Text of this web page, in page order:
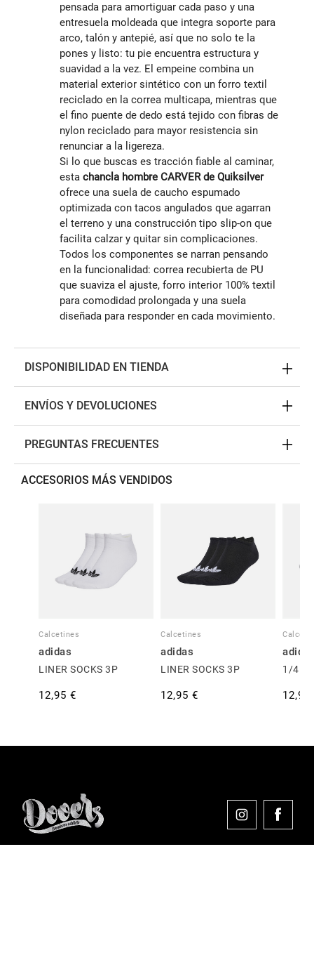
pensada para amortiguar cada paso y una
entresuela moldeada que integra soporte para
arco, talón y antepié, así que no solo te la
pones y listo: tu pie encuentra estructura y
suavidad a la vez. El empeine combina un
material exterior sintético con un forro textil
reciclado en la correa multicapa, mientras que
el fino puente de dedo está tejido con fibras de
nylon reciclado para mayor resistencia sin
renunciar a la ligereza.
Si lo que buscas es tracción fiable al caminar,
esta chancla hombre CARVER de Quiksilver
ofrece una suela de caucho espumado
optimizada con tacos angulados que agarran
el terreno y una construcción tipo slip‑on que
facilita calzar y quitar sin complicaciones.
Todos los componentes se narran pensando
en la funcionalidad: correa recubierta de PU
que suaviza el ajuste, forro interior 100% textil
para comodidad prolongada y una suela
diseñada para responder en cada movimiento.
DISPONIBILIDAD EN TIENDA
ENVÍOS Y DEVOLUCIONES
PREGUNTAS FRECUENTES
ACCESORIOS MÁS VENDIDOS
Calcetines
adidas
LINER SOCKS 3P
12,95 €
Calcetines
adidas
LINER SOCKS 3P
12,95 €
1/4
12,95